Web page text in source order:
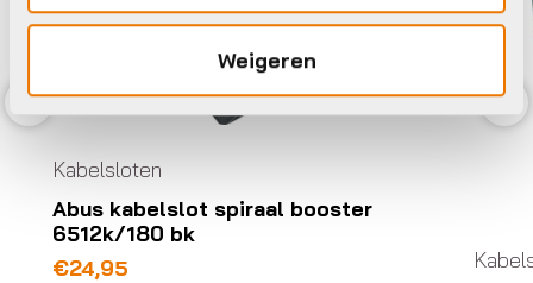
Weigeren
Previous
Kabelsloten
Abus kabelslot spiraal booster
6512k/180 bk
€24,95